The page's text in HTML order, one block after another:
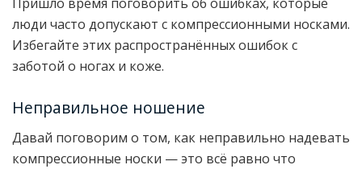
люди часто допускают с компрессионными носками.
Избегайте этих распространённых ошибок с
заботой о ногах и коже.
Неправильное ношение
Давай поговорим о том, как неправильно надевать
компрессионные носки — это всё равно что